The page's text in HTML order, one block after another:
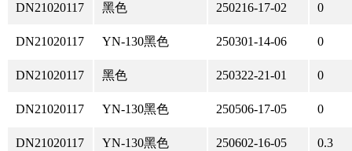
DN21020117 黑色 250216-17-02 0
DN21020117 YN-130黑色 250301-14-06 0
DN21020117 黑色 250322-21-01 0
DN21020117 YN-130黑色 250506-17-05 0
DN21020117 YN-130黑色 250602-16-05 0.3